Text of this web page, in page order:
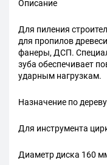
Описание
Для пиления
для пропилов
фанеры, ДСП.
зуба обеспечивает
ударным нагрузкам.
Назначение по дереву
Для инструмента
Диаметр диска 160